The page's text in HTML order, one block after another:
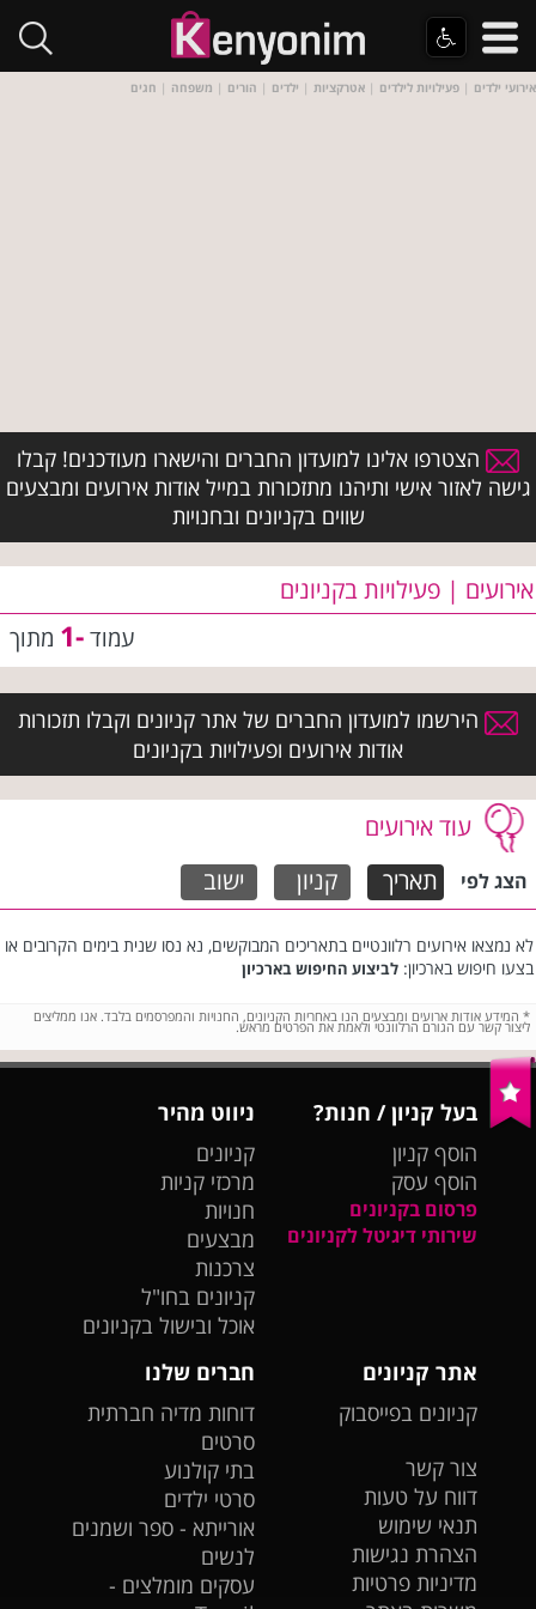
אירועי ילדים | פעילויות לילדים | אטרקציות | ילדים | הורים | משפחה | חגים
הצטרפו אלינו למועדון החברים והישארו מעודכנים! קבלו
גישה לאזור אישי ותיהנו מתזכורות במייל אודות אירועים ומבצעים
שווים בקניונים ובחנויות
אירועים | פעילויות בקניונים
עמוד-1 מתוך
הירשמו למועדון החברים של אתר קניונים וקבלו תזכורות
אודות אירועים ופעילויות בקניונים
עוד אירועים
הצג לפי תאריך קניון ישוב
לא נמצאו אירועים רלוונטיים בתאריכים המבוקשים, נא נסו שנית בימים הקרובים או
בצעו חיפוש בארכיון: לביצוע החיפוש בארכיון
* המידע אודות ארועים ומבצעים הנו באחריות הקניונים, החנויות והמפרסמים בלבד. אנו ממליצים
ליצור קשר עם הגורם הרלוונטי ולאמת את הפרטים מראש.
בעל קניון / חנות?
הוסף קניון
הוסף עסק
פרסום בקניונים
שירותי דיגיטל לקניונים
ניווט מהיר
קניונים
מרכזי קניות
חנויות
מבצעים
צרכנות
קניונים בחו"ל
אוכל ובישול בקניונים
אתר קניונים
קניונים בפייסבוק
צור קשר
דווח על טעות
תנאי שימוש
הצהרת נגישות
מדיניות פרטיות
חברים שלנו
דוחות מדיה חברתית
סרטים
בתי קולנוע
סרטי ילדים
אורייתא - ספר ושמנים
לנשים
עסקים מומלצים -